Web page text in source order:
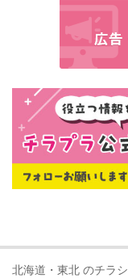
北海道・東北 のチラシ